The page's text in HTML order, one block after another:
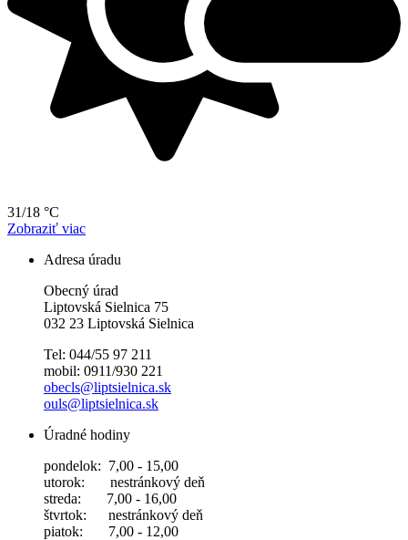
31/18 °C
Zobraziť viac
Adresa úradu
Obecný úrad
Liptovská Sielnica 75
032 23 Liptovská Sielnica
Tel: 044/55 97 211
mobil: 0911/930 221
obecls@liptsielnica.sk
ouls@liptsielnica.sk
Úradné hodiny
pondelok: 7,00 - 15,00
utorok: nestránkový deň
streda: 7,00 - 16,00
štvrtok: nestránkový deň
piatok: 7,00 - 12,00